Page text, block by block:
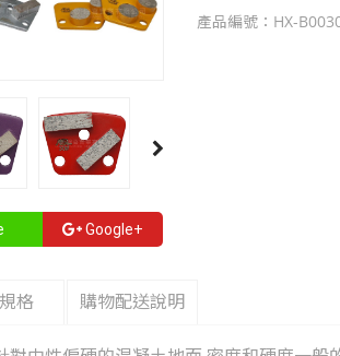
Google+
產品編號：HX-
格 購物配送說明